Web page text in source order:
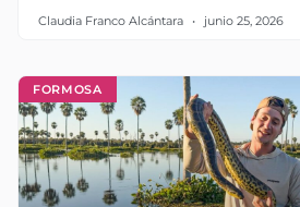
Claudia Franco Alcántara junio 25, 2026
FORMOSA